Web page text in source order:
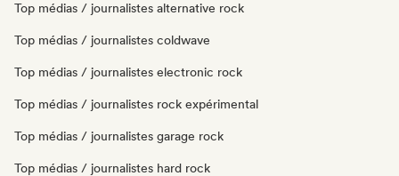
Top médias / journalistes alternative rock
Top médias / journalistes coldwave
Top médias / journalistes electronic rock
Top médias / journalistes rock expérimental
Top médias / journalistes garage rock
Top médias / journalistes hard rock